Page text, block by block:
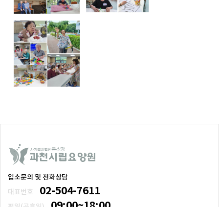
입소문의 및 전화상담
대표번호
02-504-7611